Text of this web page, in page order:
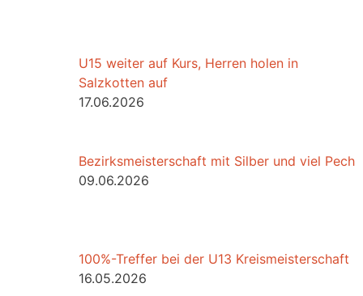
U15 weiter auf Kurs, Herren holen in
Salzkotten auf
17.06.2026
Bezirksmeisterschaft mit Silber und viel Pech
09.06.2026
100%-Treffer bei der U13 Kreismeisterschaft
16.05.2026